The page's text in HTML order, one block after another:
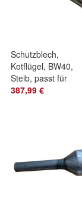
Schutzblech,
Kotflügel, BW40,
Steib, passt für
BMW, Ersatzteil
387,99 €